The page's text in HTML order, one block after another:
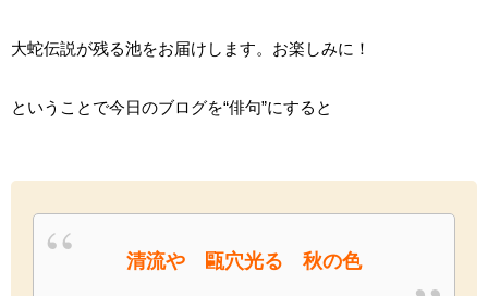
大蛇伝説が残る池をお届けします。お楽しみに！
ということで今日のブログを“俳句”にすると
清流や 甌穴光る 秋の色